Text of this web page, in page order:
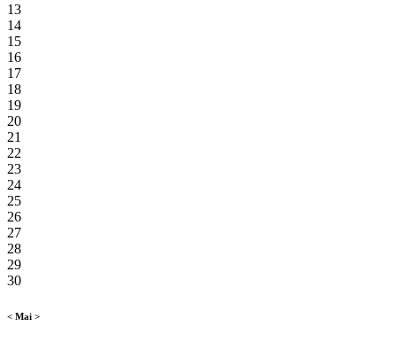
13
14
15
16
17
18
19
20
21
22
23
24
25
26
27
28
29
30
< Mai >